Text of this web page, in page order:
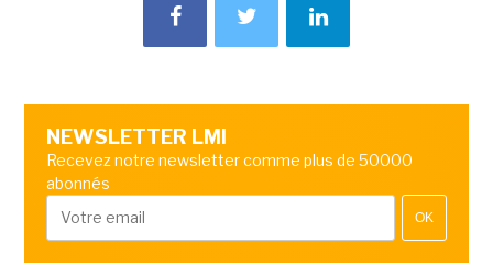
NEWSLETTER LMI
Recevez notre newsletter comme plus de 50000
abonnés
OK